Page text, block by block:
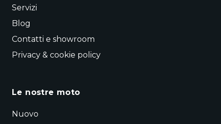
Servizi
Blog
Contatti e showroom
Privacy & cookie policy
Le nostre moto
Nuovo